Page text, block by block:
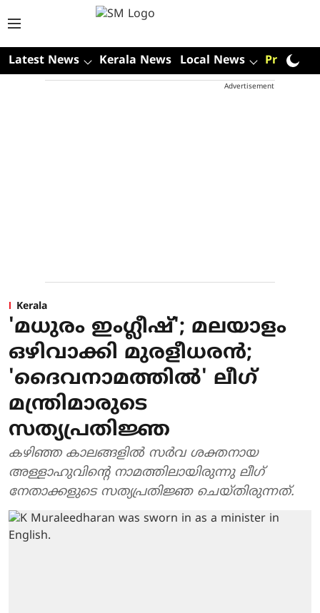
Latest News Kerala News Local News Premium
Advertisement
Kerala
'മധുരം ഇംഗ്ലീഷ്'; മലയാളം
ഒഴിവാക്കി മുരളീധരന്‍;
'ദൈവനാമത്തില്‍' ലീഗ്
മന്ത്രിമാരുടെ
സത്യപ്രതിജ്ഞ
കഴിഞ്ഞ കാലങ്ങളില്‍ സര്‍വ ശക്തനായ
അള്ളാഹുവിന്റെ നാമത്തിലായിരുന്നു ലീഗ്
നേതാക്കളുടെ സത്യപ്രതിജ്ഞ ചെയ്തിരുന്നത്.